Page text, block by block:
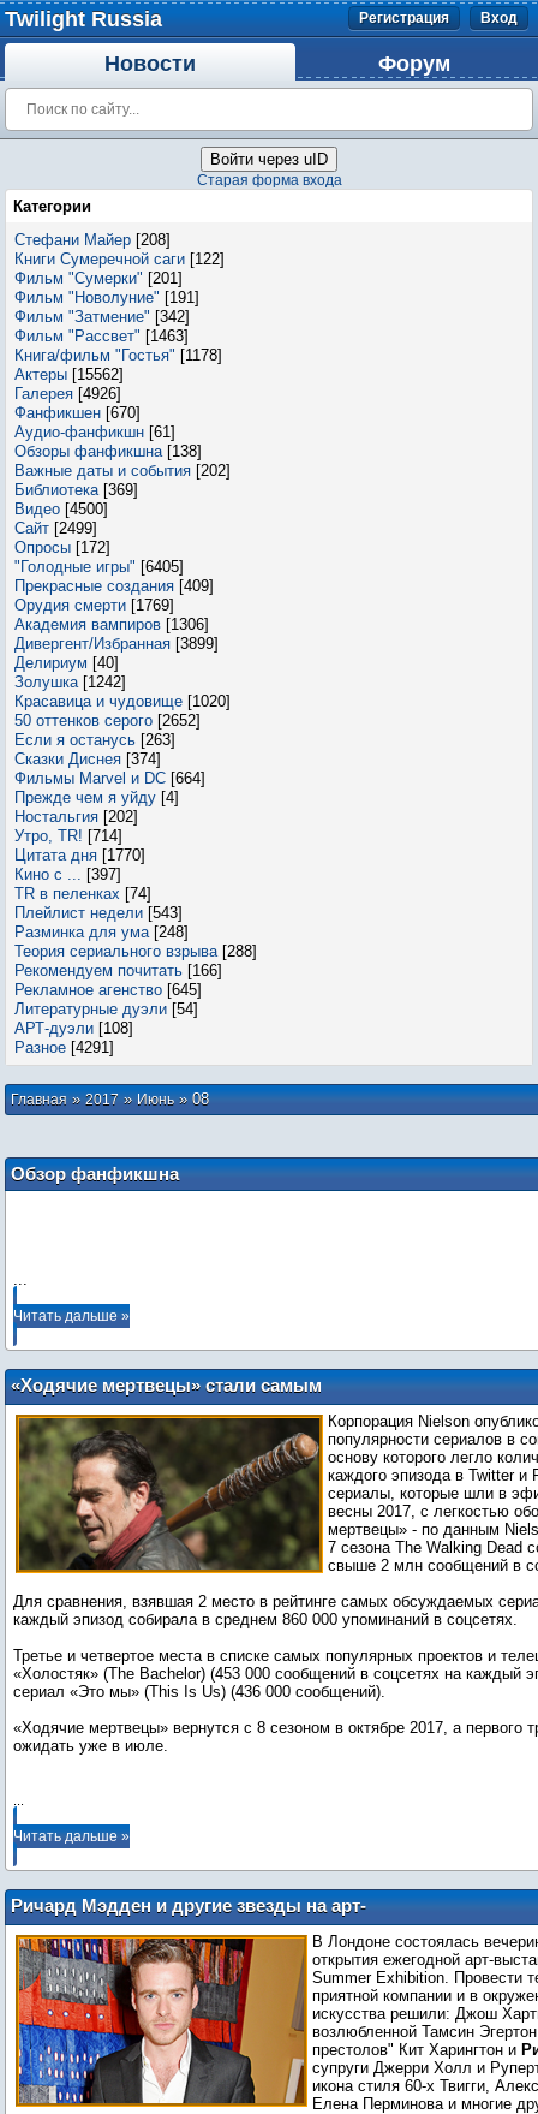
Twilight Russia Регистрация Вход
Новости Форум
Войти через uID
Старая форма входа
Категории
Стефани Майер [208]
Книги Сумеречной саги [122]
Фильм "Сумерки" [201]
Фильм "Новолуние" [191]
Фильм "Затмение" [342]
Фильм "Рассвет" [1463]
Книга/фильм "Гостья" [1178]
Актеры [15562]
Галерея [4926]
Фанфикшен [670]
Аудио-фанфикшн [61]
Обзоры фанфикшна [138]
Важные даты и события [202]
Библиотека [369]
Видео [4500]
Сайт [2499]
Опросы [172]
"Голодные игры" [6405]
Прекрасные создания [409]
Орудия смерти [1769]
Академия вампиров [1306]
Дивергент/Избранная [3899]
Делириум [40]
Золушка [1242]
Красавица и чудовище [1020]
50 оттенков серого [2652]
Если я останусь [263]
Сказки Диснея [374]
Фильмы Marvel и DC [664]
Прежде чем я уйду [4]
Ностальгия [202]
Утро, TR! [714]
Цитата дня [1770]
Кино с ... [397]
TR в пеленках [74]
Плейлист недели [543]
Разминка для ума [248]
Теория сериального взрыва [288]
Рекомендуем почитать [166]
Рекламное агенство [645]
Литературные дуэли [54]
АРТ-дуэли [108]
Разное [4291]
Главная»2017 » Июнь » 08
Обзор фанфикшна
...
Читать дальше »
«Ходячие мертвецы» стали самым
обсуждаемым сериалом 2016-2017
Корпорация Nielson
популярности сериалов в
основу которого легло
каждого эпизода в Twitter и
сериалы, которые шли в
весны 2017, с легкостью
мертвецы» - по данным
7 сезона The Walking Dead
свыше 2 млн сообщений в
Для сравнения, взявшая 2 место в рейтинге самых обсуждаемых
каждый эпизод собирала в среднем 860 000 упоминаний в соцсетях.
Третье и четвертое места в списке самых популярных проектов и
«Холостяк» (The Bachelor) (453 000 сообщений в соцсетях на каждый
сериал «Это мы» (This Is Us) (436 000 сообщений).
«Ходячие мертвецы» вернутся с 8 сезоном в октябре 2017, а первого
ожидать уже в июле.
Читать дальше »
Ричард Мэдден и другие звезды на арт-
вечеринке в Лондоне
В Лондоне состоялась
открытия ежегодной арт-
Summer Exhibition. Провести
приятной компании и в
искусства решили: Джош
возлюбленной Тамсин
престолов" Кит Харингтон и
супруги Джерри Холл и
икона стиля 60-х Твигги,
Елена Перминова и многие